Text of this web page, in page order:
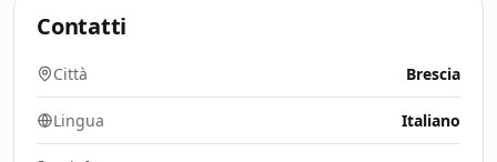
Contatti
Città Brescia
Lingua Italiano